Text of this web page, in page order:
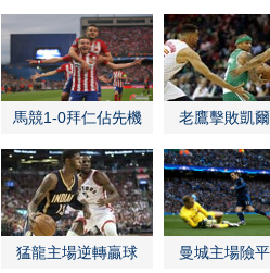
馬競1-0拜仁佔先機 老鷹擊敗凱
猛龍主場逆轉贏球 曼城主場險